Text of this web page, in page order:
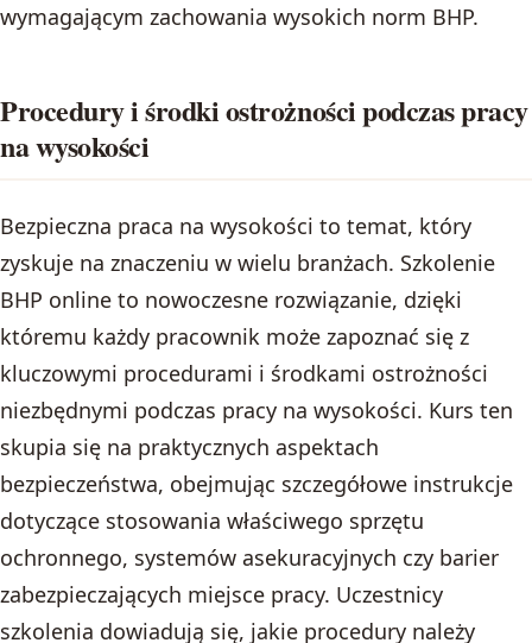
wymagającym zachowania wysokich norm BHP.
Procedury i środki ostrożności podczas pracy
na wysokości
Bezpieczna praca na wysokości to temat, który
zyskuje na znaczeniu w wielu branżach. Szkolenie
BHP online to nowoczesne rozwiązanie, dzięki
któremu każdy pracownik może zapoznać się z
kluczowymi procedurami i środkami ostrożności
niezbędnymi podczas pracy na wysokości. Kurs ten
skupia się na praktycznych aspektach
bezpieczeństwa, obejmując szczegółowe instrukcje
dotyczące stosowania właściwego sprzętu
ochronnego, systemów asekuracyjnych czy barier
zabezpieczających miejsce pracy. Uczestnicy
szkolenia dowiadują się, jakie procedury należy